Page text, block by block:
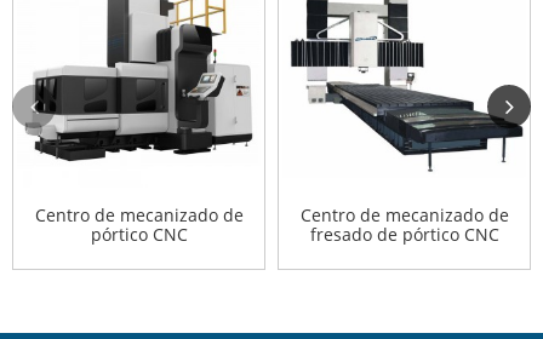
Centro de mecanizado de
pórtico CNC
Centro de mecanizado de
fresado de pórtico CNC